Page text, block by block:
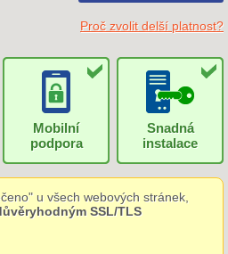
Proč zvolit delší platnost?
Mobilní
podpora
Snadná
instalace
u všech webových stránek,
SSL/TLS